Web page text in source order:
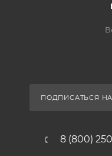
ПОДПИСАТЬСЯ
8 (800)